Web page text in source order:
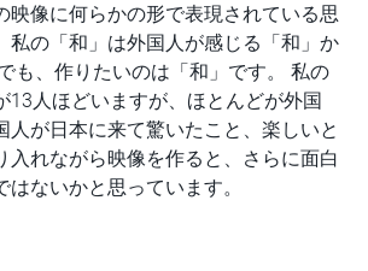
映像に何らかの形で表現されている思
私の「和」は外国人が感じる「和」か
も、作りたいのは「和」です。 私の
13人ほどいますが、ほとんどが外国
人が日本に来て驚いたこと、楽しいと
入れながら映像を作ると、さらに面白
ないかと思っています。